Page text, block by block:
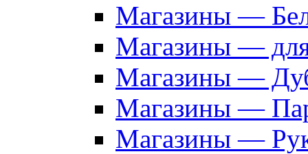
Магазины —
Магазины —
Магазины —
Магазины —
Магазины —